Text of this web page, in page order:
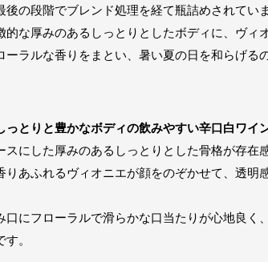
の段階でブレンド処理を経て瓶詰めされていま
的な厚みのあるしっとりとしたボディに、ヴィ
ーラルな香りをまとい、暑い夏の日を和らげる
っとりと豊かなボディの飲みやすい辛口白ワイン
スにした厚みのあるしっとりとした骨格が存在
りあふれるヴィオニエが顔をのぞかせて、透明
口にフローラルで滑らかな口当たりが心地良く
。